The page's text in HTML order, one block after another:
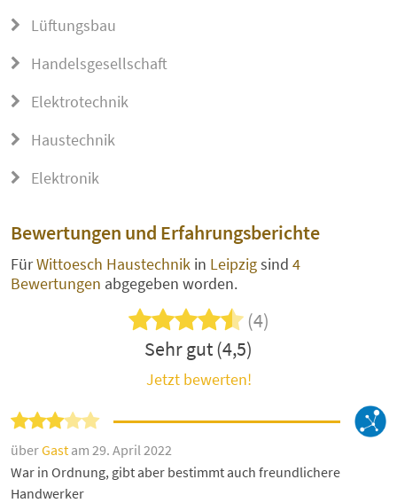
Lüftungsbau
Handelsgesellschaft
Elektrotechnik
Haustechnik
Elektronik
Bewertungen und Erfahrungsberichte
FürWittoesch Haustechnik in Leipzigsind 4
Bewertungen abgegeben worden.
(4)
Sehr gut (4,5)
Jetzt bewerten!
überGast am 29. April 2022
War in Ordnung, gibt aber bestimmt auch freundlichere
Handwerker